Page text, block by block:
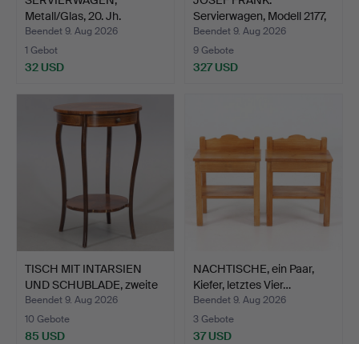
Metall/Glas, 20. Jh.
Beendet 9. Aug 2026
1 Gebot
32 USD
Servierwagen, Modell 2177,
Fi…
Beendet 9. Aug 2026
9 Gebote
327 USD
TISCH MIT INTARSIEN
UND SCHUBLADE, zweite
…
Beendet 9. Aug 2026
10 Gebote
85 USD
NACHTISCHE, ein Paar,
Kiefer, letztes Vier…
Beendet 9. Aug 2026
3 Gebote
37 USD